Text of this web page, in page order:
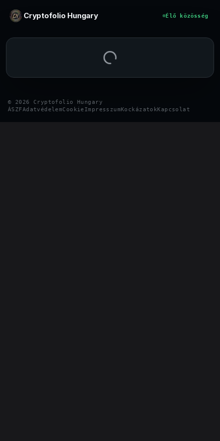
Cryptofolio Hungary Élő közösség
© 2026
Cryptofolio Hungary
ÁSZFAdatvédelemCookie ImpresszumKockázatokKapcsolat